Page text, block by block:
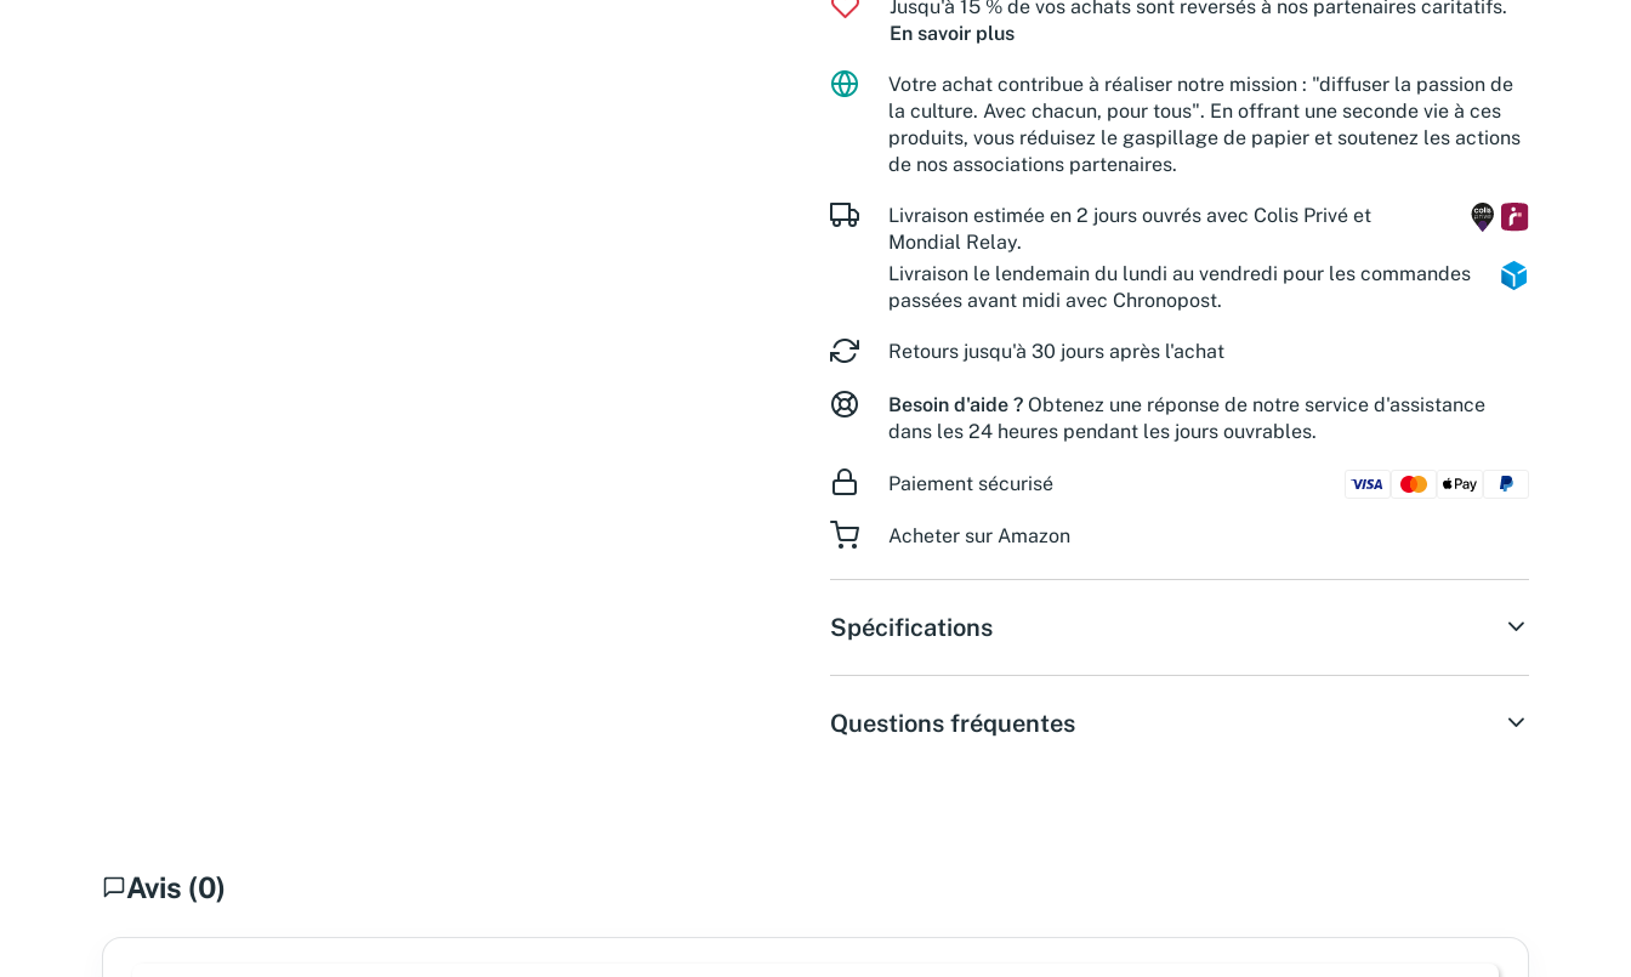
Jusqu'à 15 % de vos achats sont reversés à nos partenaires caritatifs.
En savoir plus
Votre achat contribue à réaliser notre mission : "diffuser la passion de
la culture. Avec chacun, pour tous". En offrant une seconde vie à ces
produits, vous réduisez le gaspillage de papier et soutenez les actions
de nos associations partenaires.
Livraison estimée en 2 jours ouvrés avec Colis Privé et
Mondial Relay.
Livraison le lendemain du lundi au vendredi pour les commandes
passées avant midi avec Chronopost.
Retours jusqu'à 30 jours après l'achat
Besoin d'aide ? Obtenez une réponse de notre service d'assistance
dans les 24 heures pendant les jours ouvrables.
Paiement sécurisé
Acheter sur Amazon
Spécifications
Questions fréquentes
Avis (0)